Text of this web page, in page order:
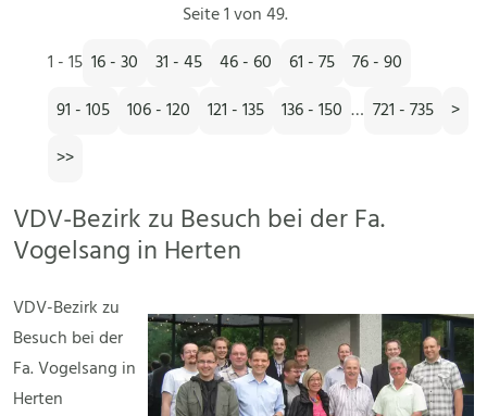
Seite 1 von 49.
1 - 15 16 - 30 31 - 45 46 - 60 61 - 75
76 - 90
91 - 105
106 - 120 121 - 135 136 - 150 … 721 - 735
>
>>
VDV-Bezirk zu Besuch bei der Fa.
Vogelsang in Herten
VDV-Bezirk zu
Besuch bei der
Fa. Vogelsang in
Herten